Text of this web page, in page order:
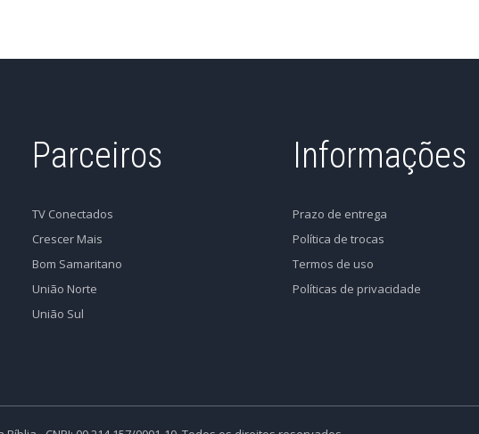
Parceiros
TV Conectados
Crescer Mais
Bom Samaritano
União Norte
União Sul
Informações
Prazo de entrega
Política de trocas
Termos de uso
Políticas de privacidade